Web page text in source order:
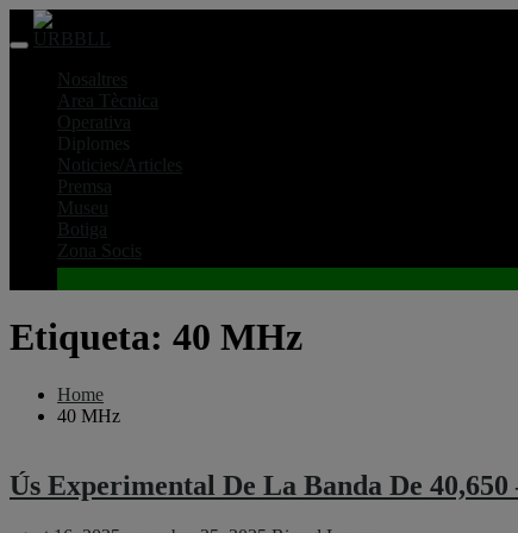
Skip
to
Nosaltres
Area Tècnica
Operativa
Diplomes
Noticies/Articles
Premsa
Museu
Botiga
Zona Socis
Etiqueta: 40 MHz
Home
40 MHz
Ús Experimental De La Banda De